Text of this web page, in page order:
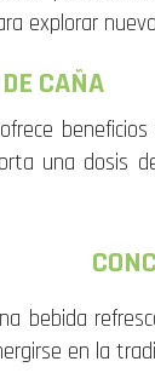
explorar
CAÑA
una dosis
bebida
en la